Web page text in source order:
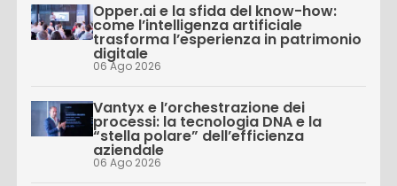
Opper.ai e la sfida del know-how:
come l’intelligenza artificiale
trasforma l’esperienza in patrimonio
digitale
06 Ago 2026
Vantyx e l’orchestrazione dei
processi: la tecnologia DNA e la
“stella polare” dell’efficienza
aziendale
06 Ago 2026